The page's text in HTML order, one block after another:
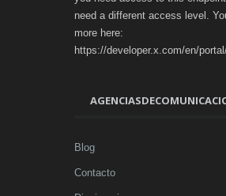
need a different access level.
more here:
https://developer.x.com/en/
Blog
Contacto